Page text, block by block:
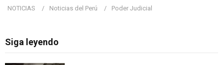
NOTICIAS
Noticias del Perú Poder Judicial
Siga leyendo